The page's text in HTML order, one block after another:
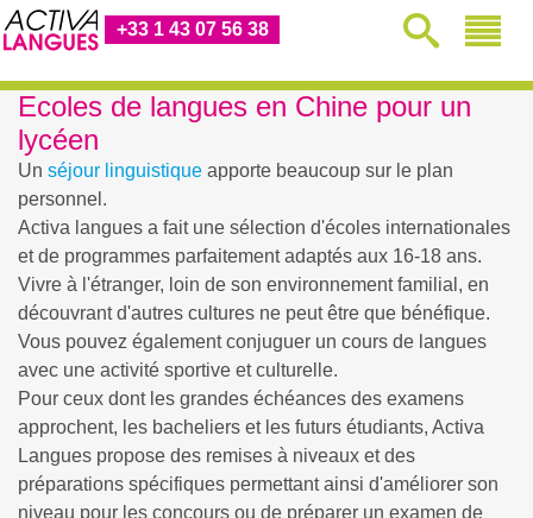
+33 1 43 07 56 38
Ecoles de langues en Chine pour un
lycéen
Un séjour linguistique apporte beaucoup sur le plan
personnel.
Activa langues a fait une sélection d'écoles internationales
et de programmes parfaitement adaptés aux 16-18 ans.
Vivre à l'étranger, loin de son environnement familial, en
découvrant d'autres cultures ne peut être que bénéfique.
Vous pouvez également conjuguer un cours de langues
avec une activité sportive et culturelle.
Pour ceux dont les grandes échéances des examens
approchent, les bacheliers et les futurs étudiants, Activa
Langues propose des remises à niveaux et des
préparations spécifiques permettant ainsi d'améliorer son
niveau pour les concours ou de préparer un examen de